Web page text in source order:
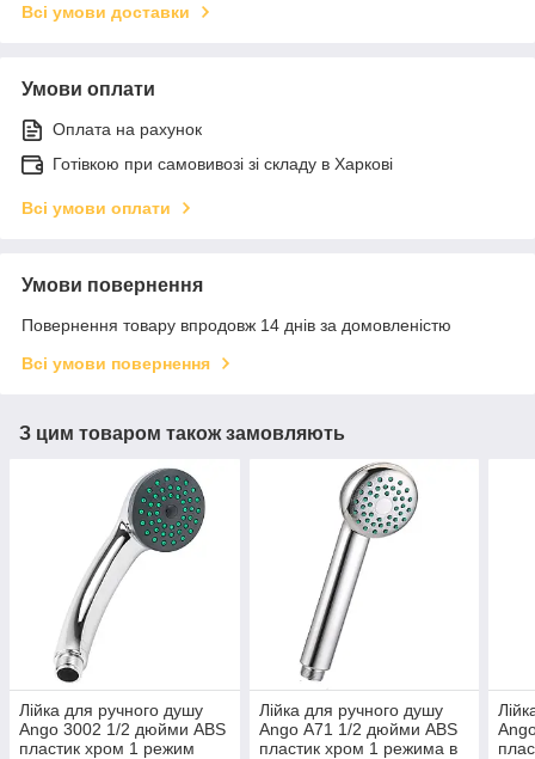
Всі умови доставки
Умови оплати
Оплата на рахунок
Готівкою при самовивозі зі складу в Харкові
Всі умови оплати
Умови повернення
Повернення товару впродовж 14 днів за домовленістю
Всі умови повернення
З цим товаром також замовляють
Лійка для ручного душу
Ango 3002 1/2 дюйми ABS
пластик хром 1 режим
Лійка для ручного душу
Ango А71 1/2 дюйми ABS
пластик хром 1 режима в